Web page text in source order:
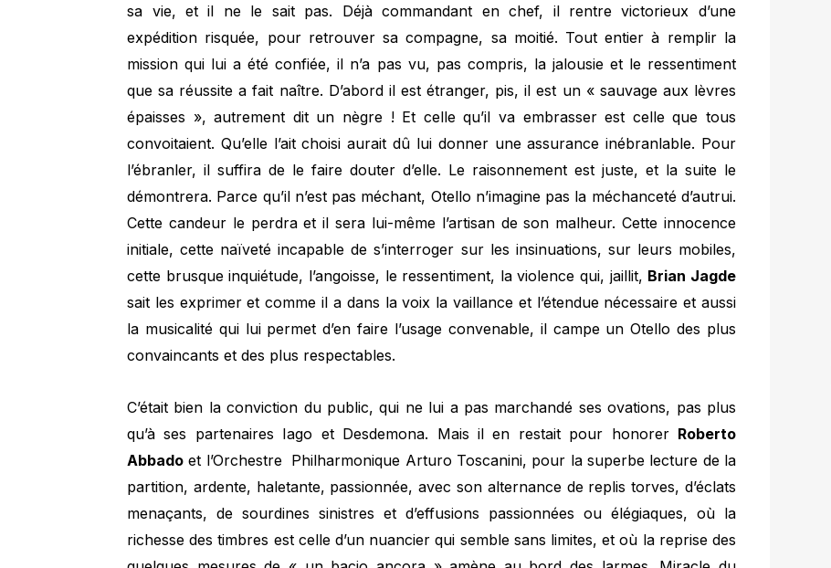
sa vie, et il ne le sait pas. Déjà commandant en chef, il rentre victorieux d’une
expédition risquée, pour retrouver sa compagne, sa moitié. Tout entier à remplir la
mission qui lui a été confiée, il n’a pas vu, pas compris, la jalousie et le ressentiment
que sa réussite a fait naître. D’abord il est étranger, pis, il est un « sauvage aux lèvres
épaisses », autrement dit un nègre ! Et celle qu’il va embrasser est celle que tous
convoitaient. Qu’elle l’ait choisi aurait dû lui donner une assurance inébranlable. Pour
l’ébranler, il suffira de le faire douter d’elle. Le raisonnement est juste, et la suite le
démontrera. Parce qu’il n’est pas méchant, Otello n’imagine pas la méchanceté d’autrui.
Cette candeur le perdra et il sera lui-même l’artisan de son malheur. Cette innocence
initiale, cette naïveté incapable de s’interroger sur les insinuations, sur leurs mobiles,
cette brusque inquiétude, l’angoisse, le ressentiment, la violence qui, jaillit, Brian Jagde
sait les exprimer et comme il a dans la voix la vaillance et l’étendue nécessaire et aussi
la musicalité qui lui permet d’en faire l’usage convenable, il campe un Otello des plus
convaincants et des plus respectables.
C’était bien la conviction du public, qui ne lui a pas marchandé ses ovations, pas plus
qu’à ses partenaires Iago et Desdemona. Mais il en restait pour honorer Roberto
Abbado et l’Orchestre Philharmonique Arturo Toscanini, pour la superbe lecture de la
partition, ardente, haletante, passionnée, avec son alternance de replis torves, d’éclats
menaçants, de sourdines sinistres et d’effusions passionnées ou élégiaques, où la
richesse des timbres est celle d’un nuancier qui semble sans limites, et où la reprise des